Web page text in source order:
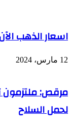
اسعار الذهب
12 مارس، 2024
مرقص: ملتزمون
لحمل السلاح